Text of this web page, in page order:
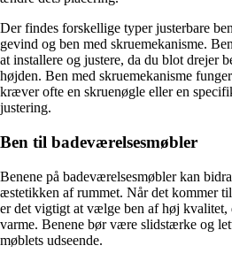
Der findes forskellige typer justerbare
gevind og ben med skruemekanisme.
at installere og justere, da du blot drejer
højden. Ben med skruemekanisme
kræver ofte en skruenøgle eller en
justering.
Ben til badeværelsesmøbler
Benene på badeværelsesmøbler kan
æstetikken af rummet. Når det kommer
er det vigtigt at vælge ben af høj kvalitet,
varme. Benene bør være slidstærke og
møblets udseende.